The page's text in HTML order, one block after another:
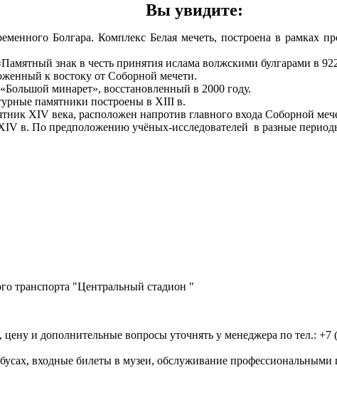
Вы увидите:
Болгара. Комплекс Белая мечеть, построена в рамках
знак в честь принятия ислама волжскими булгарами в
к востоку от Соборной мечети.
минарет», восстановленный в 2000 году.
памятники построены в XIII в.
XIV века, расположен напротив главного входа Соборной
в. По предположению учёных-исследователей в разные
транспорта "Центральный стадион "
, цену и дополнительные вопросы уточнять у менеджера по тел.: +7
входные билеты в музеи, обслуживание профессиональными